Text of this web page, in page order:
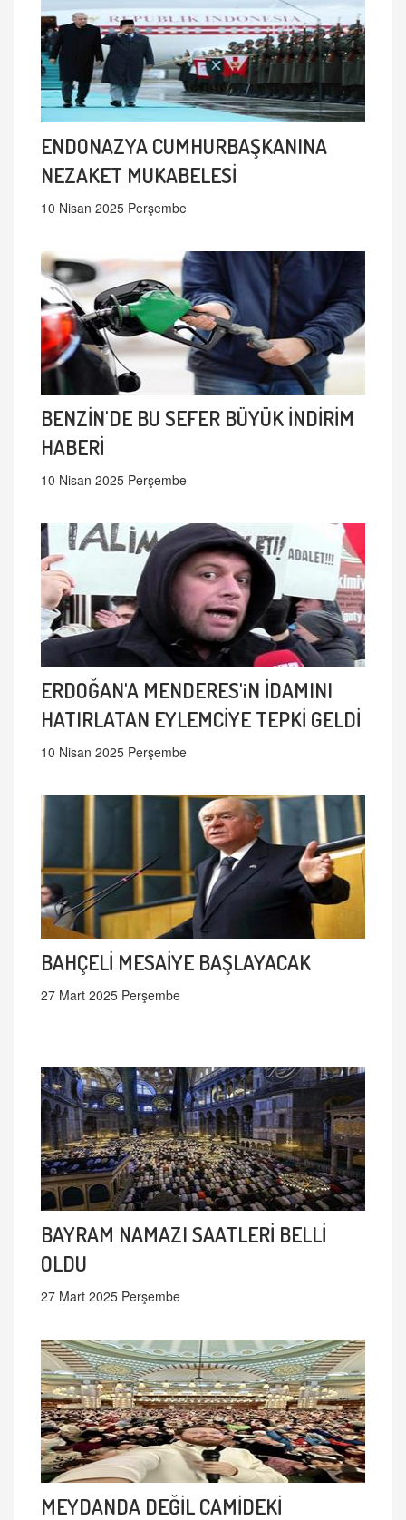
ENDONAZYA CUMHURBAŞKANINA
NEZAKET MUKABELESİ
10 Nisan 2025 Perşembe
BENZİN'DE BU SEFER BÜYÜK İNDİRİM
HABERİ
10 Nisan 2025 Perşembe
ERDOĞAN'A MENDERES'iN İDAMINI
HATIRLATAN EYLEMCİYE TEPKİ GELDİ
10 Nisan 2025 Perşembe
BAHÇELİ MESAİYE BAŞLAYACAK
27 Mart 2025 Perşembe
BAYRAM NAMAZI SAATLERİ BELLİ
OLDU
27 Mart 2025 Perşembe
MEYDANDA DEĞİL CAMİDEKİ